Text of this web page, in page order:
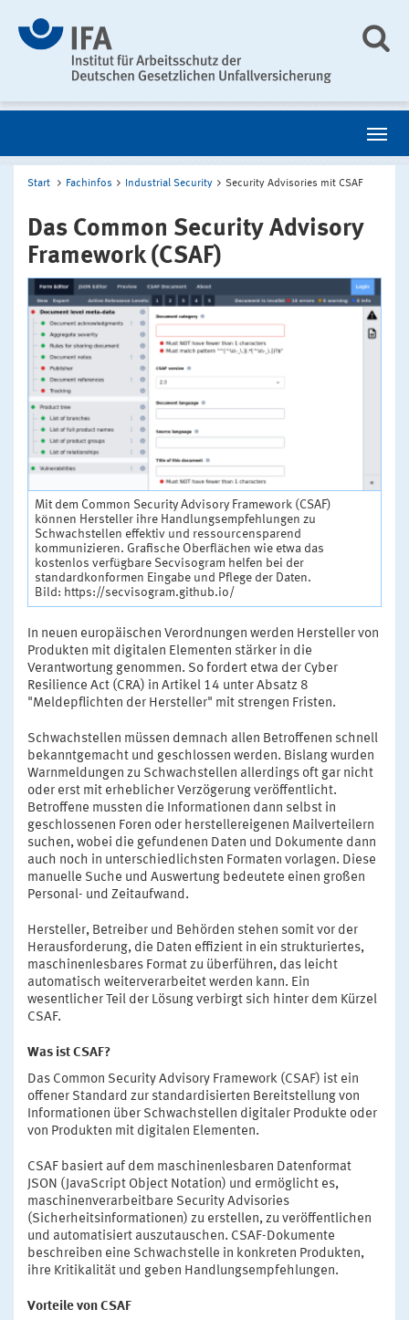
Start Fachinfos Industrial Security Security Advisories mit CSAF
Das Common Security Advisory
Framework (CSAF)
Mit dem Common Security Advisory Framework (CSAF)
können Hersteller ihre Handlungsempfehlungen zu
Schwachstellen effektiv und ressourcensparend
kommunizieren. Grafische Oberflächen wie etwa das
kostenlos verfügbare Secvisogram helfen bei der
standardkonformen Eingabe und Pflege der Daten.
Bild: https://secvisogram.github.io/
In neuen europäischen Verordnungen werden Hersteller von
Produkten mit digitalen Elementen stärker in die
Verantwortung genommen. So fordert etwa der Cyber
Resilience Act (CRA) in Artikel 14 unter Absatz 8
"Meldepflichten der Hersteller" mit strengen Fristen.
Schwachstellen müssen demnach allen Betroffenen schnell
bekanntgemacht und geschlossen werden. Bislang wurden
Warnmeldungen zu Schwachstellen allerdings oft gar nicht
oder erst mit erheblicher Verzögerung veröffentlicht.
Betroffene mussten die Informationen dann selbst in
geschlossenen Foren oder herstellereigenen Mailverteilern
suchen, wobei die gefundenen Daten und Dokumente dann
auch noch in unterschiedlichsten Formaten vorlagen. Diese
manuelle Suche und Auswertung bedeutete einen großen
Personal- und Zeitaufwand.
Hersteller, Betreiber und Behörden stehen somit vor der
Herausforderung, die Daten effizient in ein strukturiertes,
maschinenlesbares Format zu überführen, das leicht
automatisch weiterverarbeitet werden kann. Ein
wesentlicher Teil der Lösung verbirgt sich hinter dem Kürzel
CSAF.
Was ist CSAF?
Das Common Security Advisory Framework (CSAF) ist ein
offener Standard zur standardisierten Bereitstellung von
Informationen über Schwachstellen digitaler Produkte oder
von Produkten mit digitalen Elementen.
CSAF basiert auf dem maschinenlesbaren Datenformat
JSON (JavaScript Object Notation) und ermöglicht es,
maschinenverarbeitbare Security Advisories
(Sicherheitsinformationen) zu erstellen, zu veröffentlichen
und automatisiert auszutauschen. CSAF-Dokumente
beschreiben eine Schwachstelle in konkreten Produkten,
ihre Kritikalität und geben Handlungsempfehlungen.
Vorteile von CSAF